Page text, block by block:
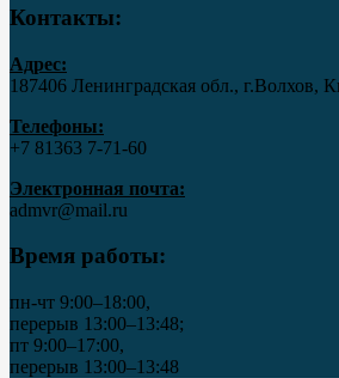
Контакты:
Адрес:
187406 Ленинградская обл., г.Волхов,
Телефоны:
+7 81363 7‑71-60
Электронная почта:
admvr@mail.ru
Время работы:
пн-чт 9:00–18:00,
перерыв 13:00–13:48;
пт 9:00–17:00,
перерыв 13:00–13:48